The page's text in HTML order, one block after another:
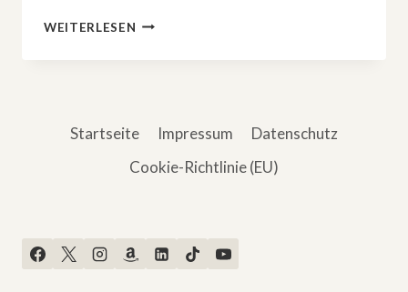
WEITERLESEN »HEUTE-
MIT
Startseite Impressum
Datenschutz
Cookie-Richtlinie (EU)